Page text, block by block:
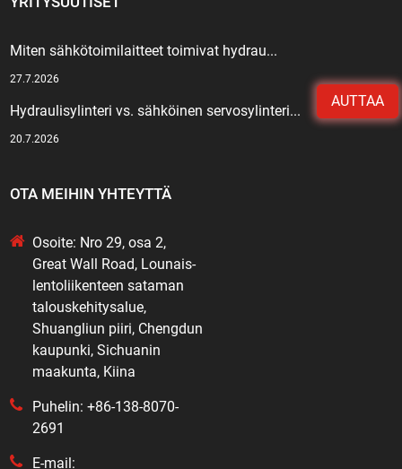
AUTTAA
Miten sähkötoimilaitteet toimivat hydrau...
27.7.2026
Hydraulisylinteri vs. sähköinen servosylinteri...
20.7.2026
OTA MEIHIN YHTEYTTÄ
Osoite: Nro 29, osa 2,
Great Wall Road, Lounais-
lentoliikenteen sataman
talouskehitysalue,
Shuangliun piiri, Chengdun
kaupunki, Sichuanin
maakunta, Kiina
Puhelin: +86-138-8070-
2691
E-mail: